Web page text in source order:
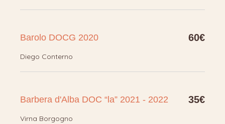
Barolo DOCG 2020 60€
Diego Conterno
Barbera d'Alba DOC “la” 2021 - 2022 35€
Virna Borgogno